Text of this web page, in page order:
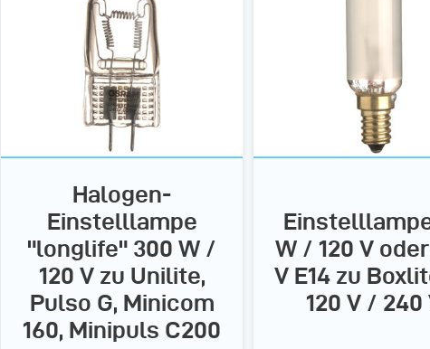
Halogen-
Einstelllampe
"longlife" 300 W /
120 V zu Unilite,
Pulso G, Minicom
160, Minipuls C200
W / 120 V
V E14 zu
120 V / 240